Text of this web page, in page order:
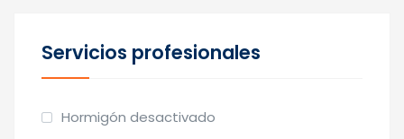
Servicios profesionales
Hormigón desactivado